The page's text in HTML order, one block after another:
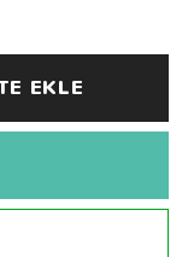
EKLE